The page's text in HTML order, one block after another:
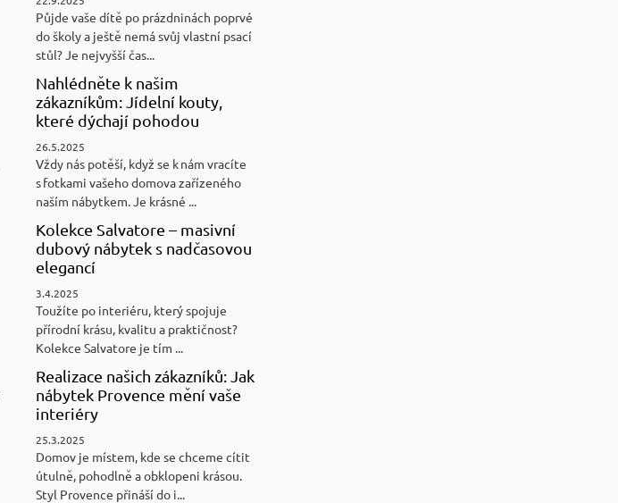
Půjde vaše dítě po prázdninách poprvé
do školy a ještě nemá svůj vlastní psací
stůl? Je nejvyšší čas...
Nahlédněte k našim
zákazníkům: Jídelní kouty,
které dýchají pohodou
26.5.2025
Vždy nás potěší, když se k nám vracíte
s fotkami vašeho domova zařízeného
naším nábytkem. Je krásné ...
Kolekce Salvatore – masivní
dubový nábytek s nadčasovou
elegancí
3.4.2025
Toužíte po interiéru, který spojuje
přírodní krásu, kvalitu a praktičnost?
Kolekce Salvatore je tím ...
Realizace našich zákazníků: Jak
nábytek Provence mění vaše
interiéry
25.3.2025
Domov je místem, kde se chceme cítit
útulně, pohodlně a obklopeni krásou.
Styl Provence přináší do i...